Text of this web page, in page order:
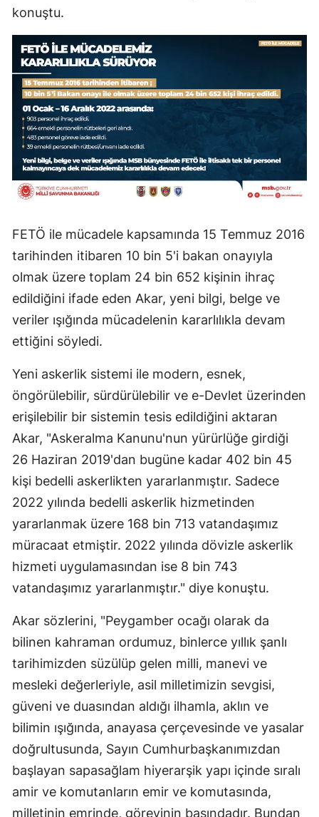
konuştu.
FETÖ ile mücadele kapsamında 15 Temmuz 2016
tarihinden itibaren 10 bin 5'i bakan onayıyla
olmak üzere toplam 24 bin 652 kişinin ihraç
edildiğini ifade eden Akar, yeni bilgi, belge ve
veriler ışığında mücadelenin kararlılıkla devam
ettiğini söyledi.
Yeni askerlik sistemi ile modern, esnek,
öngörülebilir, sürdürülebilir ve e-Devlet üzerinden
erişilebilir bir sistemin tesis edildiğini aktaran
Akar, "Askeralma Kanunu'nun yürürlüğe girdiği
26 Haziran 2019'dan bugüne kadar 402 bin 45
kişi bedelli askerlikten yararlanmıştır. Sadece
2022 yılında bedelli askerlik hizmetinden
yararlanmak üzere 168 bin 713 vatandaşımız
müracaat etmiştir. 2022 yılında dövizle askerlik
hizmeti uygulamasından ise 8 bin 743
vatandaşımız yararlanmıştır." diye konuştu.
Akar sözlerini, "Peygamber ocağı olarak da
bilinen kahraman ordumuz, binlerce yıllık şanlı
tarihimizden süzülüp gelen milli, manevi ve
mesleki değerleriyle, asil milletimizin sevgisi,
güveni ve duasından aldığı ilhamla, aklın ve
bilimin ışığında, anayasa çerçevesinde ve yasalar
doğrultusunda, Sayın Cumhurbaşkanımızdan
başlayan sapasağlam hiyerarşik yapı içinde sıralı
amir ve komutanların emir ve komutasında,
milletinin emrinde, görevinin başındadır. Bundan